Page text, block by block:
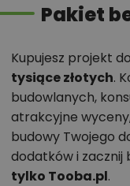
Pakiet
Kupujesz projekt
tysiące złotych.
budowlanych,
atrakcyjne
budowy Twojego
dodatków i zacznij
tylko Tooba.pl.